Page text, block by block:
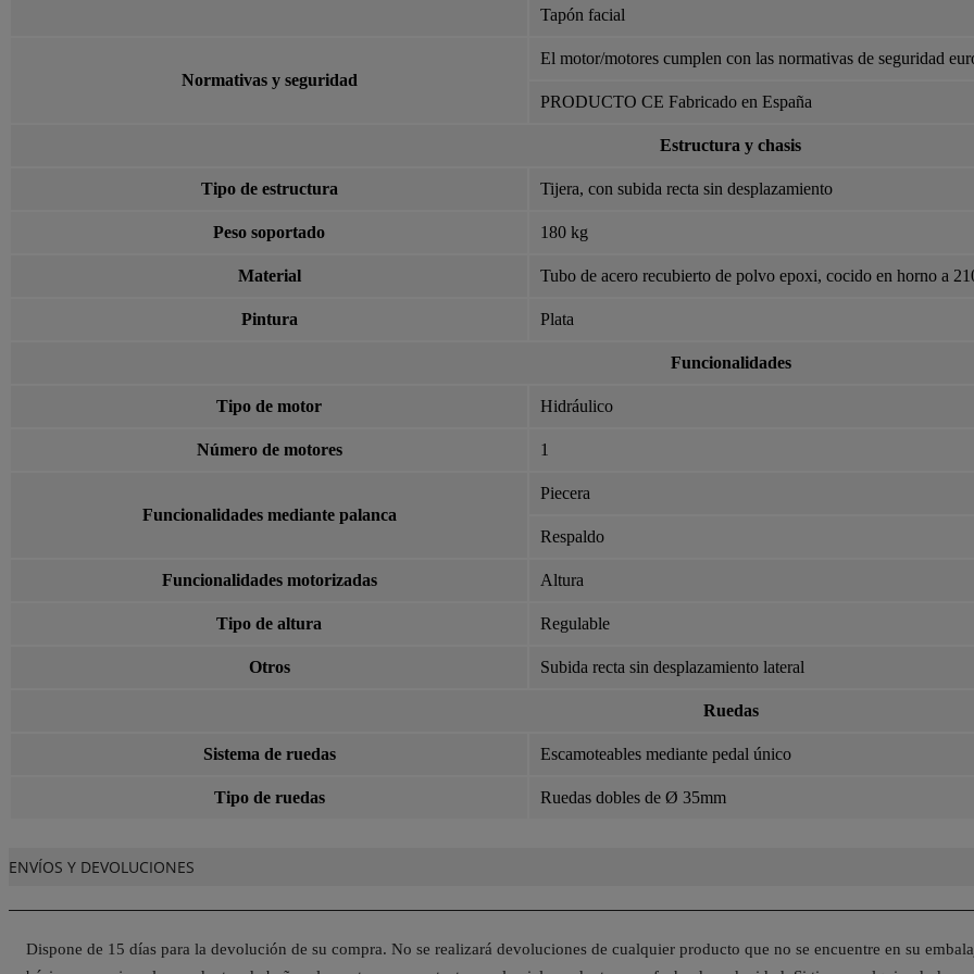
Tapón facial
Normativas y seguridad
El motor/motores cumplen con las normativas de seguridad
PRODUCTO CE Fabricado en España
Estructura y chasis
Tipo de estructura Tijera, con subida recta sin desplazamiento
Peso soportado 180 kg
Material Tubo de acero recubierto de polvo epoxi, cocido en horno a
Pintura Plata
Funcionalidades
Tipo de motor Hidráulico
Número de motores 1
Funcionalidades mediante palanca
Piecera
Respaldo
Funcionalidades motorizadas Altura
Tipo de altura Regulable
Otros Subida recta sin desplazamiento lateral
Ruedas
Sistema de ruedas Escamoteables mediante pedal único
Tipo de ruedas Ruedas dobles de Ø 35mm
ENVÍOS Y DEVOLUCIONES
Dispone de 15 días para la devolución de su compra. No se realizará devoluciones de cualquier producto que no se encuentre en su